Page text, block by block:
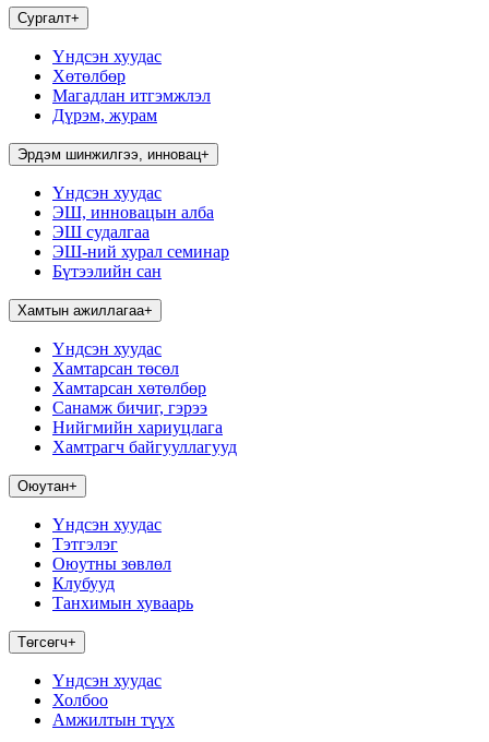
Сургалт+
Үндсэн хуудас
Хөтөлбөр
Магадлан итгэмжлэл
Дүрэм, журам
Эрдэм шинжилгээ, инновац+
Үндсэн хуудас
ЭШ, инновацын алба
ЭШ судалгаа
ЭШ-ний хурал семинар
Бүтээлийн сан
Хамтын ажиллагаа+
Үндсэн хуудас
Хамтарсан төсөл
Хамтарсан хөтөлбөр
Санамж бичиг, гэрээ
Нийгмийн хариуцлага
Хамтрагч байгууллагууд
Оюутан+
Үндсэн хуудас
Тэтгэлэг
Оюутны зөвлөл
Клубууд
Танхимын хуваарь
Төгсөгч+
Үндсэн хуудас
Холбоо
Амжилтын түүх